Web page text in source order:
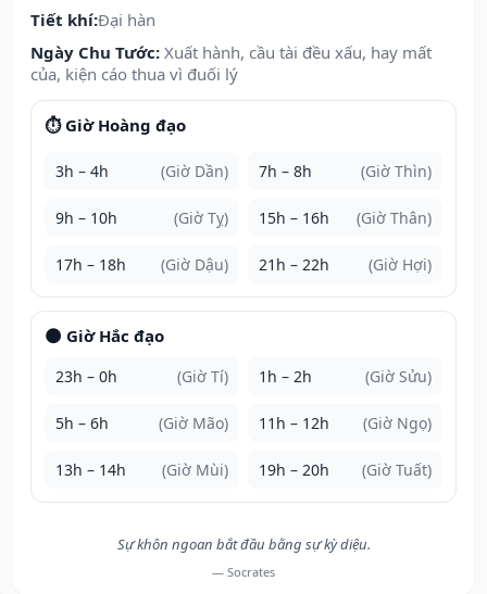
Tiết khí:Đại hàn
Ngày Chu Tước: Xuất hành, cầu tài đều xấu, hay mất
của, kiện cáo thua vì đuối lý
⏱️ Giờ Hoàng đạo
3h – 4h (Giờ Dần) 7h – 8h (Giờ Thìn)
9h – 10h (Giờ Tỵ) 15h – 16h (Giờ Thân)
17h – 18h (Giờ Dậu) 21h – 22h (Giờ Hợi)
🌑 Giờ Hắc đạo
23h – 0h (Giờ Tí) 1h – 2h (Giờ Sửu)
5h – 6h (Giờ Mão) 11h – 12h (Giờ Ngọ)
13h – 14h (Giờ Mùi) 19h – 20h (Giờ Tuất)
Sự khôn ngoan bắt đầu bằng sự kỳ diệu.
— Socrates